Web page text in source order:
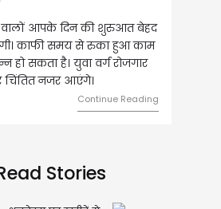
वृष राशि वालों आज घर की सुख सुविधा
संबंधी चीजों पर खर्च हो सकता है। आर्थिक
स्थिति बिगड़ सकती है। सोच समझकर धन
का निवेश करें।
Continue Reading
Stories